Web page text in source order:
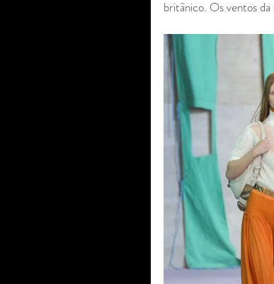
britânico. Os ventos